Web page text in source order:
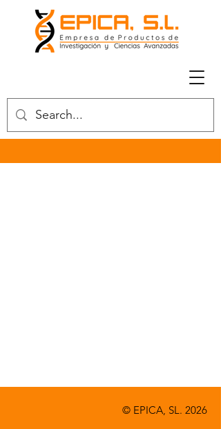
© EPICA, SL. 2026